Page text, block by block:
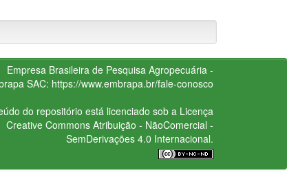
Empresa Brasileira de Pesquisa Agropecuária -
SAC: https://www.embrapa.br/fale-conosco
do repositório está licenciado sob a Licença
Creative CommonsAtribuição - NãoComercial -
SemDerivações 4.0 Internacional.